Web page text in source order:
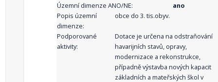
Územní dimenze ANO/NE:
ano
Popis územní
dimenze:
obce do 3. tis.obyv.
Podporované
aktivity:
Dotace je určena na odstraňování
havarijních stavů, opravy,
modernizace a rekonstrukce,
případně výstavba nových kapacit
základních a mateřských škol v